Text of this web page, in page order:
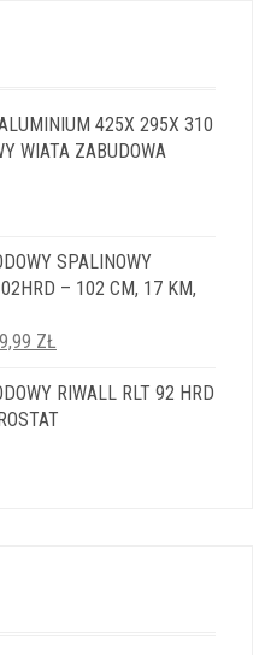
425X 295X 310
WIATA ZABUDOWA
SPALINOWY
– 102 CM, 17 KM,
ZŁ.
ZŁ
WYNOSI:
11999,99 ZŁ.
RIWALL RLT 92 HRD